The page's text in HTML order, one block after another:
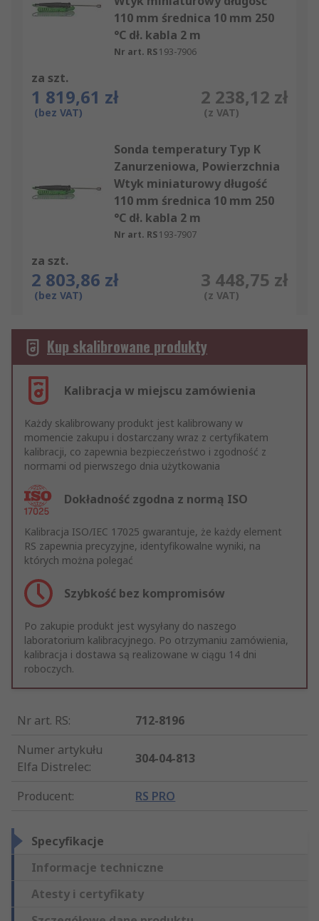
110 mm średnica 10 mm 250
°C dł. kabla 2 m
Nr art. RS193-7906
za szt.
1 819,61 zł
(bez VAT)
2 238,12 zł
(z VAT)
Sonda temperatury Typ K
Zanurzeniowa, Powierzchnia
Wtyk miniaturowy długość
110 mm średnica 10 mm 250
°C dł. kabla 2 m
Nr art. RS193-7907
za szt.
2 803,86 zł
(bez VAT)
3 448,75 zł
(z VAT)
Kup skalibrowane produkty
Kalibracja w miejscu zamówienia
Każdy skalibrowany produkt jest kalibrowany w
momencie zakupu i dostarczany wraz z certyfikatem
kalibracji, co zapewnia bezpieczeństwo i zgodność z
normami od pierwszego dnia użytkowania
Dokładność zgodna z normą ISO
Kalibracja ISO/IEC 17025 gwarantuje, że każdy element
RS zapewnia precyzyjne, identyfikowalne wyniki, na
których można polegać
Szybkość bez kompromisów
Po zakupie produkt jest wysyłany do naszego
laboratorium kalibracyjnego. Po otrzymaniu zamówienia,
kalibracja i dostawa są realizowane w ciągu 14 dni
roboczych.
Nr art. RS:
712-8196
Numer artykułu
Elfa Distrelec:
304-04-813
Producent: RS PRO
Specyfikacje
Informacje techniczne
Atesty i certyfikaty